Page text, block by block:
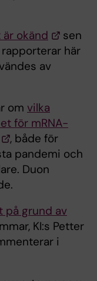
okänd
sen
här
av
om vilka
för mRNA-
, både för
pandemi och
Duon
på grund av
KI:s Petter
i